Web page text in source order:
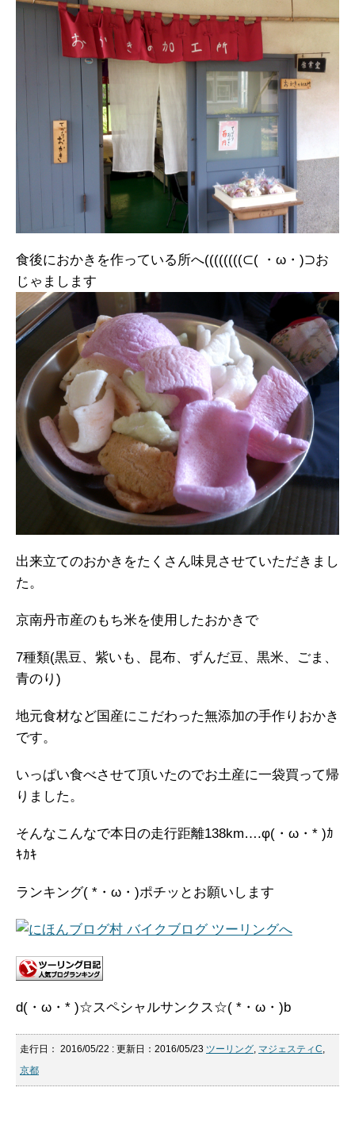
食後におかきを作っている所へ((((((((⊂( ・ω・)⊃お
じゃまします
出来立てのおかきをたくさん味見させていただきまし
た。
京南丹市産のもち米を使用したおかきで
7種類(黒豆、紫いも、昆布、ずんだ豆、黒米、ごま、
青のり)
地元食材など国産にこだわった無添加の手作りおかき
です。
いっぱい食べさせて頂いたのでお土産に一袋買って帰
りました。
そんなこんなで本日の走行距離138km….φ(・ω・* )ｶ
ｷｶｷ
ランキング( *・ω・)ポチッとお願いします
d(・ω・* )☆スペシャルサンクス☆( *・ω・)b
走行日： 2016/05/22 : 更新日：2016/05/23 ツーリング, マジェスティC,
京都